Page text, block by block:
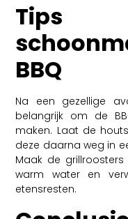
Tips
BBQ
Na een gezellige
belangrijk om de
maken. Laat de
deze daarna weg in
Maak de
warm water en
etensresten.